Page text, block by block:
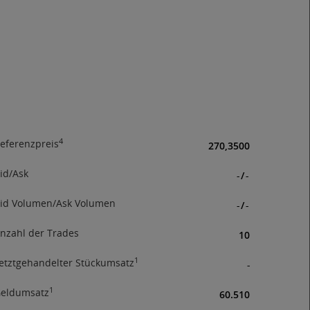
4 270,3500
Ask -/-
Volumen/Ask Volumen -/-
der Trades 10
Stückumsatz1 -
1 60.510